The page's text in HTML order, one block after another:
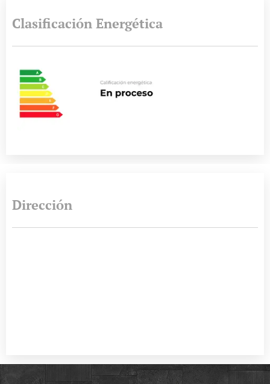
Clasificación Energética
Dirección